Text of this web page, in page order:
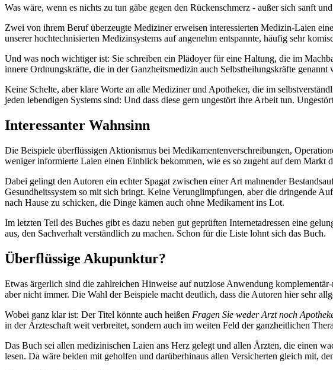
Was wäre, wenn es nichts zu tun gäbe gegen den Rückenschmerz - außer sich sanft
Zwei von ihrem Beruf überzeugte Mediziner erweisen interessierten Medizin-Laien
unserer hochtechnisierten Medizinsystems auf angenehm entspannte, häufig sehr
Und was noch wichtiger ist: Sie schreiben ein Plädoyer für eine Haltung, die im
innere Ordnungskräfte, die in der Ganzheitsmedizin auch Selbstheilungskräfte genannt
Keine Schelte, aber klare Worte an alle Mediziner und Apotheker, die im
jeden lebendigen Systems sind: Und dass diese gern ungestört ihre Arbeit tun.
Interessanter Wahnsinn
Die Beispiele überflüssigen Aktionismus bei Medikamentenverschreibungen,
weniger informierte Laien einen Einblick bekommen, wie es so zugeht auf dem Markt
Dabei gelingt den Autoren ein echter Spagat zwischen einer Art mahnender
Gesundheitssystem so mit sich bringt. Keine Verunglimpfungen, aber die dringende
nach Hause zu schicken, die Dinge kämen auch ohne Medikament ins Lot.
Im letzten Teil des Buches gibt es dazu neben gut geprüften Internetadressen eine
aus, den Sachverhalt verständlich zu machen. Schon für die Liste lohnt sich das Buch.
Überflüssige Akupunktur?
Etwas ärgerlich sind die zahlreichen Hinweise auf nutzlose Anwendung
aber nicht immer. Die Wahl der Beispiele macht deutlich, dass die Autoren hier sehr
Wobei ganz klar ist: Der Titel könnte auch heißen Fragen Sie weder Arzt noch
in der Ärzteschaft weit verbreitet, sondern auch im weiten Feld der ganzheitlichen
Das Buch sei allen medizinischen Laien ans Herz gelegt und allen Ärzten, die einen
lesen. Da wäre beiden mit geholfen und darüberhinaus allen Versicherten gleich mit,